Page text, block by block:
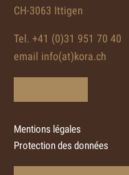
CH-3063 Ittigen
Tel. +41 (0)31 951 70 40
email info(at)kora.ch
Mentions légales
Protection des données